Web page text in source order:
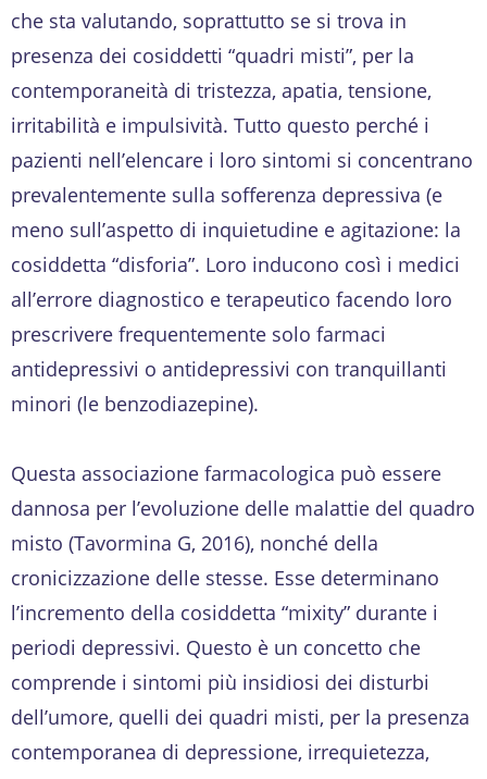
che sta valutando, soprattutto se si trova in
presenza dei cosiddetti “quadri misti”, per la
contemporaneità di tristezza, apatia, tensione,
irritabilità e impulsività. Tutto questo perché i
pazienti nell’elencare i loro sintomi si concentrano
prevalentemente sulla sofferenza depressiva (e
meno sull’aspetto di inquietudine e agitazione: la
cosiddetta “disforia”. Loro inducono così i medici
all’errore diagnostico e terapeutico facendo loro
prescrivere frequentemente solo farmaci
antidepressivi o antidepressivi con tranquillanti
minori (le benzodiazepine).
Questa associazione farmacologica può essere
dannosa per l’evoluzione delle malattie del quadro
misto (Tavormina G, 2016), nonché della
cronicizzazione delle stesse. Esse determinano
l’incremento della cosiddetta “mixity” durante i
periodi depressivi. Questo è un concetto che
comprende i sintomi più insidiosi dei disturbi
dell’umore, quelli dei quadri misti, per la presenza
contemporanea di depressione, irrequietezza,